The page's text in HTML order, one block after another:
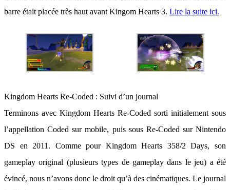
barre était placée très haut avant Kingom Hearts 3. Lire la suite ici.
Kingdom Hearts Re-Coded : Suivi d’un journal
Terminons avec Kingdom Hearts Re-Coded sorti initialement sous
l’appellation Coded sur mobile, puis sous Re-Coded sur Nintendo
DS en 2011. Comme pour Kingdom Hearts 358/2 Days, son
gameplay original (plusieurs types de gameplay dans le jeu) a été
évincé, nous n’avons donc le droit qu’à des cinématiques. Le journal